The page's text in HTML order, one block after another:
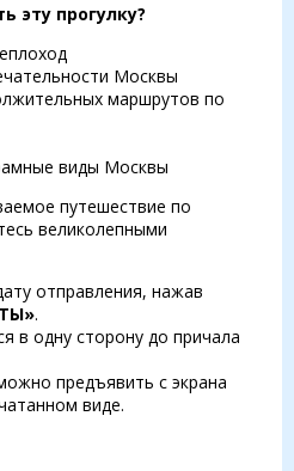
эту прогулку?
Москвы
маршрутов по
виды Москвы
путешествие по
великолепными
отправления, нажав
.
в одну сторону до причала
предъявить с экрана
виде.